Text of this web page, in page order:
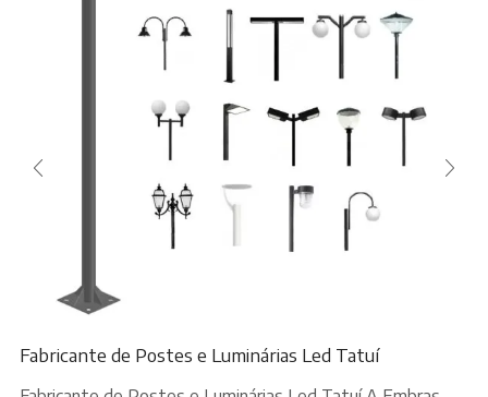
Fabricante de Postes e Luminárias Led Tatuí